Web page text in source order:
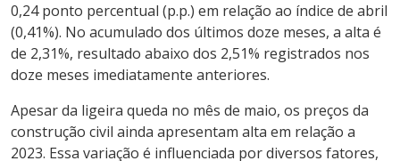
0,24 ponto percentual (p.p.) em relação ao índice de abril
(0,41%). No acumulado dos últimos doze meses, a alta é
de 2,31%, resultado abaixo dos 2,51% registrados nos
doze meses imediatamente anteriores.
Apesar da ligeira queda no mês de maio, os preços da
construção civil ainda apresentam alta em relação a
2023. Essa variação é influenciada por diversos fatores,